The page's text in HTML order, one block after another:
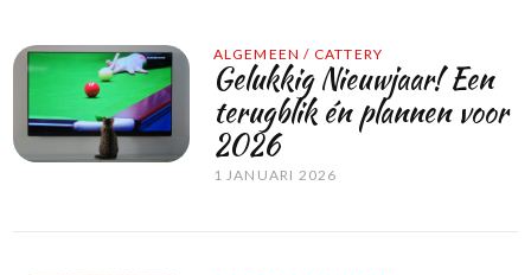
ALGEMEEN / CATTERY
Gelukkig Nieuwjaar! Een
terugblik én plannen voor
2026
1 JANUARI 2026